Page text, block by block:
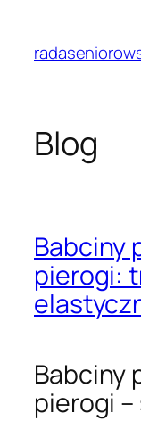
treści
Blog
Babciny
pierogi:
Babciny
pierogi